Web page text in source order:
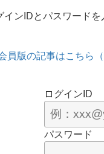
インIDとパスワード
員版の記事はこちら
ログインID
パスワード